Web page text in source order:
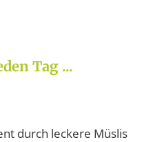
Tag ...
durch leckere Müslis